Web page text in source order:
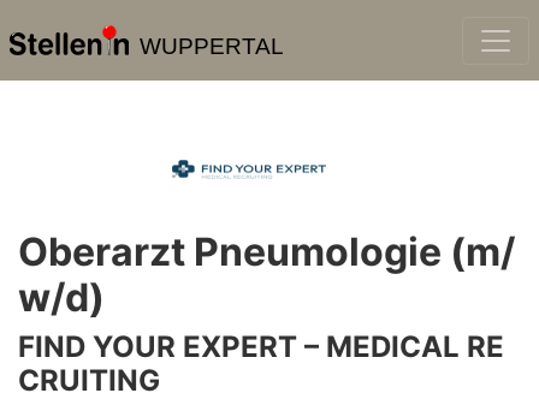
WUPPERTAL
Oberarzt Pneumologie (m/
w/d)
FIND YOUR EXPERT – MEDICAL RE
CRUITING